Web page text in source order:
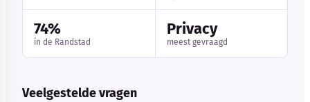
74%
in de Randstad
Privacy
meest gevraagd
Veelgestelde vragen